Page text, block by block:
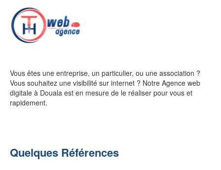
Vous êtes une entreprise, un particulier, ou une association ?
Vous souhaitez une visibilité sur internet ? Notre Agence web
digitale à Douala est en mesure de le réaliser pour vous et
rapidement.
Quelques Références